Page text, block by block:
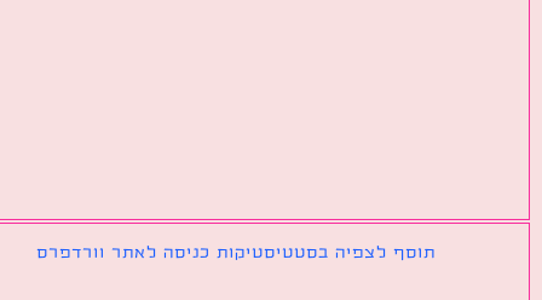
תוסף לצפיה בסטטיסטיקות כניסה לאתר וורדפרס